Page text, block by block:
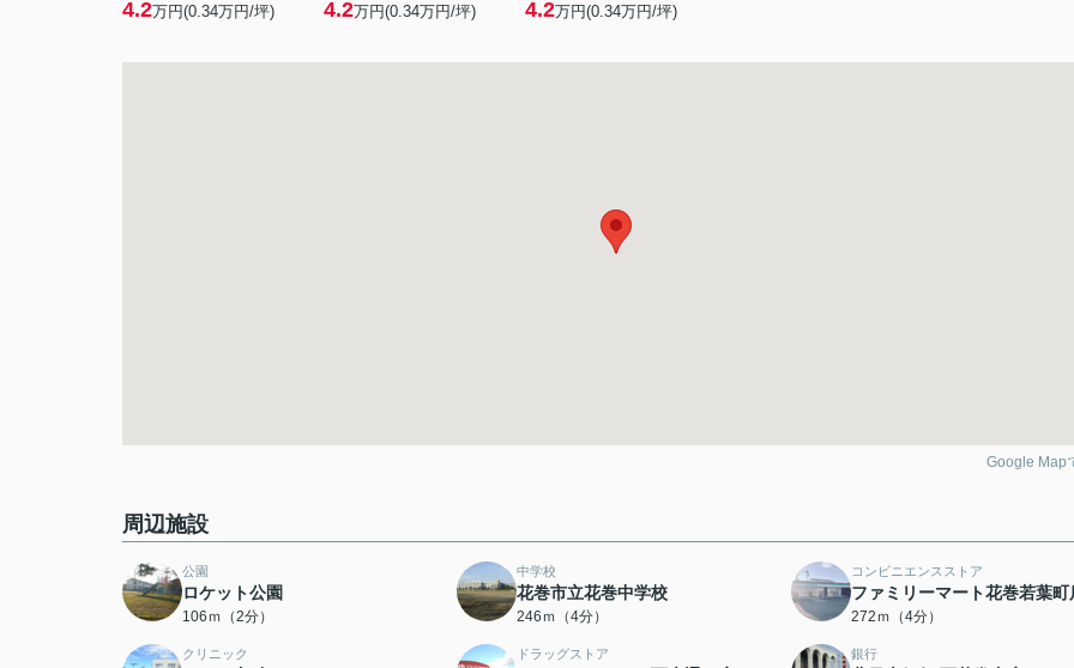
4.2万円(0.34万円/坪) 4.2万円(0.34万円/坪) 4.2万円(0.34万円/坪)
Google Map
周辺施設
公園
ロケット公園
106ｍ（2分）
中学校
花巻市立花巻中学校
246ｍ（4分）
コンビニエンスストア
ファミリーマート花巻若葉町
272ｍ（4分）
クリニック ドラッグストア 銀行